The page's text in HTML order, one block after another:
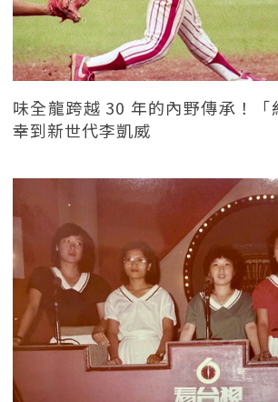
味全龍跨越 30 年的內野傳承！「
幸到新世代李凱威